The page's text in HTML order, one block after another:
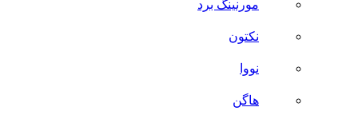
مورنینگ برد
نکتون
نووا
هاگن